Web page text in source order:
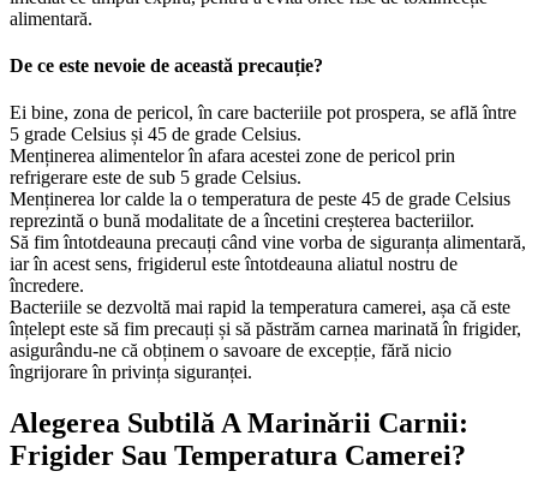
alimentară.
De ce este nevoie de această precauție?
Ei bine, zona de pericol, în care bacteriile pot prospera, se află între
5 grade Celsius și 45 de grade Celsius.
Menținerea alimentelor în afara acestei zone de pericol prin
refrigerare este de sub 5 grade Celsius.
Menținerea lor calde la o temperatura de peste 45 de grade Celsius
reprezintă o bună modalitate de a încetini creșterea bacteriilor.
Să fim întotdeauna precauți când vine vorba de siguranța alimentară,
iar în acest sens, frigiderul este întotdeauna aliatul nostru de
încredere.
Bacteriile se dezvoltă mai rapid la temperatura camerei, așa că este
înțelept este să fim precauți și să păstrăm carnea marinată în frigider,
asigurându-ne că obținem o savoare de excepție, fără nicio
îngrijorare în privința siguranței.
Alegerea Subtilă A Marinării Carnii:
Frigider Sau Temperatura Camerei?